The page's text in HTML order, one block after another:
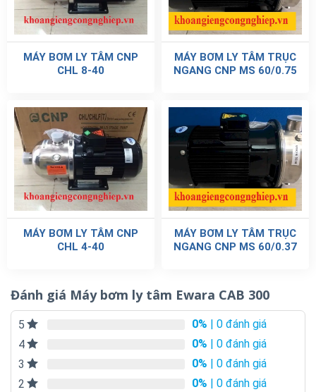
MÁY BƠM LY TÂM CNP
CHL 8-40
MÁY BƠM LY TÂM TRỤC
NGANG CNP MS 60/0.75
MÁY BƠM LY TÂM CNP
CHL 4-40
MÁY BƠM LY TÂM TRỤC
NGANG CNP MS 60/0.37
Đánh giá Máy bơm ly tâm Ewara CAB 300
5 0% | 0 đánh giá
4
0% | 0 đánh giá
3
0% | 0 đánh giá
2
0% | 0 đánh giá